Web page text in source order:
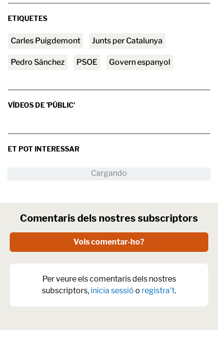
ETIQUETES
Carles Puigdemont Junts per Catalunya
Pedro Sánchez PSOE govern espanyol
VÍDEOS DE 'PÚBLIC'
ET POT INTERESSAR
Comentaris dels nostres subscriptors
Vols comentar-ho?
Per veure els comentaris dels nostres
subscriptors, inicia sessió o registra't.